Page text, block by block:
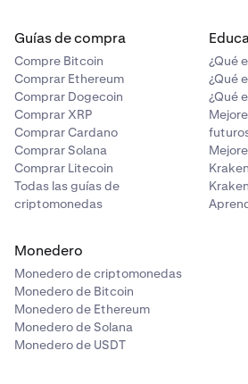
Guías de compra
Compre Bitcoin
Comprar Ethereum
Comprar Dogecoin
Comprar XRP
Comprar Cardano
Comprar Solana
Comprar Litecoin
Todas las guías de
criptomonedas
¿Qué
¿Qué
¿Qué
Monedero
Monedero de criptomonedas
Monedero de Bitcoin
Monedero de Ethereum
Monedero de Solana
Monedero de USDT